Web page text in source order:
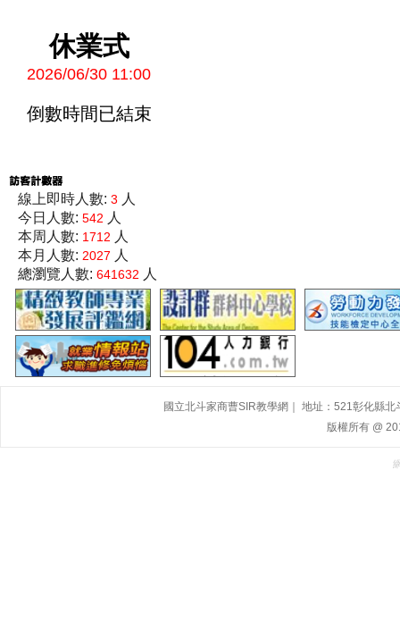
休業式
2026/06/30 11:00
倒數時間已結束
線上即時人數: 3 人
今日人數: 542 人
本周人數: 1712 人
本月人數: 2027 人
總瀏覽人數: 641632 人
國立北斗家商曹SIR教學網｜ 地址：521彰化縣
版權所有 @